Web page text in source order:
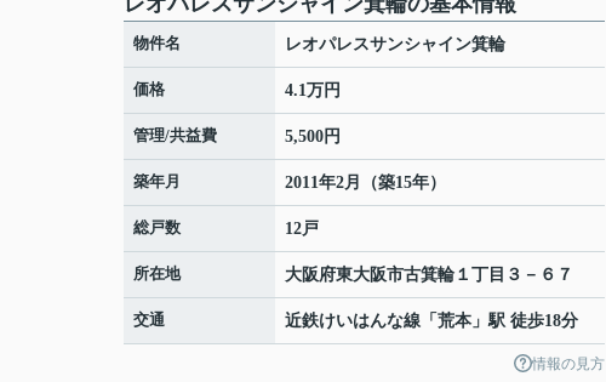
物件名 レオパレスサンシャイン箕輪
価格 4.1万円
管理/共益費 5,500円
築年月 2011年2月（築15年）
総戸数 12戸
所在地 大阪府東大阪市古箕輪 １丁目３－６７
交通 近鉄けいはんな線 「 荒本 」駅 徒歩18分
情報の見方